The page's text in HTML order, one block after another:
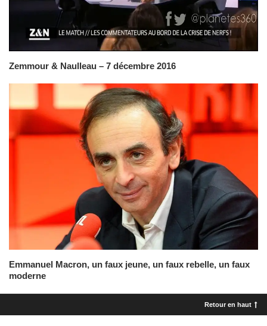
Zemmour & Naulleau – 7 décembre 2016
Emmanuel Macron, un faux jeune, un faux rebelle, un faux
moderne
Retour en haut